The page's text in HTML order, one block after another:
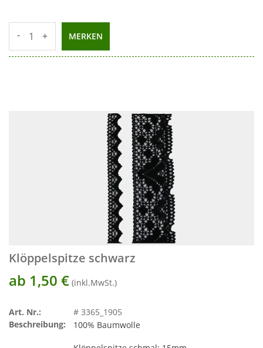
- + MERKEN
Klöppelspitze schwarz
ab 1,50 € (inkl.MwSt.)
Art. Nr.:
# 3365_1905
Beschreibung:
100% Baumwolle